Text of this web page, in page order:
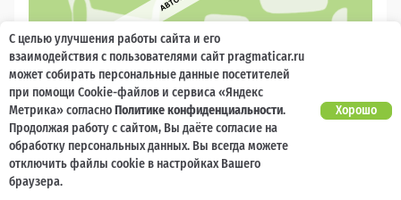
Chevrolet Niva
2010
С целью улучшения работы сайта и его
взаимодействия с пользователями сайт pragmaticar.ru
может собирать персональные данные посетителей
при помощи Cookie-файлов и сервиса «Яндекс
Метрика» согласноПолитике конфиденциальности.
Продолжая работу с сайтом, Вы даёте согласие на
обработку персональных данных. Вы всегда можете
отключить файлы cookie в настройках Вашего
браузера.
Хорошо